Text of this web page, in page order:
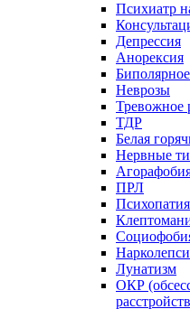
Психиатр
Депрессия
Анорексия
Неврозы
Тревожное
ТДР
Белая
Нервные
ПРЛ
Психопатия
Лунатизм
ОКР